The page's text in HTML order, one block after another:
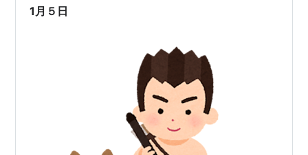
す。 部屋の中に置いてます。 新芽？がもう出てます。
1月５日